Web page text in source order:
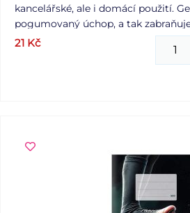
kancelářské, ale i domácí použití.
pogumovaný úchop, a tak
Délka: 150 mm Náplň: 5400152
s vrškem Počet ks v balení: 12 ks
21 Kč